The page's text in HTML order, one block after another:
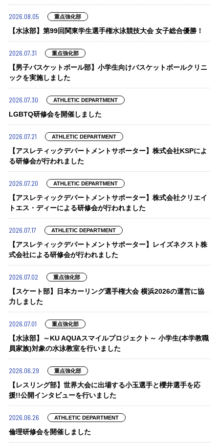
2026.08.05 重点強化部
【水泳部】第99回関東学生選手権水泳競技大会 女子総合優勝！
2026.07.31 重点強化部
【男子バスケットボール部】小学生向けバスケットボールクリニ
ックを実施しました
2026.07.30 ATHLETIC DEPARTMENT
LGBTQ研修会を開催しました
2026.07.21 ATHLETIC DEPARTMENT
【アスレティックデパートメントサポーター】株式会社KSPによ
る研修会が行われました
2026.07.20 ATHLETIC DEPARTMENT
【アスレティックデパートメントサポーター】株式会社クリエイ
トエス・ディーによる研修会が行われました
2026.07.17 ATHLETIC DEPARTMENT
【アスレティックデパートメントサポーター】レイズネクスト株
式会社による研修会が行われました
2026.07.02 重点強化部
【スケート部】日本カーリング選手権大会 横浜2026の運営に協
力しました
2026.07.01 重点強化部
【水泳部】～KU AQUAスマイルプロジェクト～ 小学生(本学教職
員家族)対象の水泳教室を行いました
2026.06.29 重点強化部
【レスリング部】世界大会に出場する小玉選手と櫻井選手を応
援!!公開インタビューを行いました
2026.06.26 ATHLETIC DEPARTMENT
倫理研修会を開催しました